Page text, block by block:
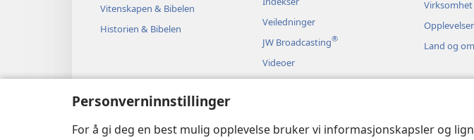
Personverninnstillinger
For å gi deg en best mulig opplevelse bruker vi informasjonskapsler og
Vitenskapen & Bibelen
Historien & Bibelen
Veiledninger
JW Broadcasting®
Videoer
Musikk
Dramatiserte bibelopplesninger
Virksomhet
Opplevelser
Land og